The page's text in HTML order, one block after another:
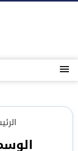
القائمة